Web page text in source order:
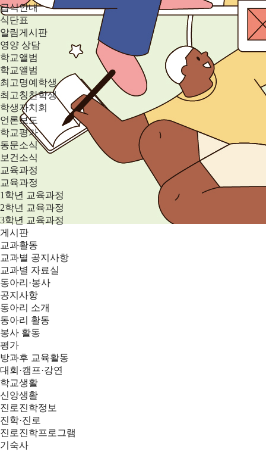
급식안내
식단표
알림게시판
영양 상담
학교앨범
학교앨범
최고명예학생
최고칭찬학생
학생자치회
언론보도
학교평가
동문소식
보건소식
교육과정
교육과정
1학년 교육과정
2학년 교육과정
3학년 교육과정
게시판
교과활동
교과별 공지사항
교과별 자료실
동아리·봉사
공지사항
동아리 소개
동아리 활동
봉사 활동
평가
방과후 교육활동
대회·캠프·강연
학교생활
신앙생활
진로진학정보
진학·진로
진로진학프로그램
기숙사